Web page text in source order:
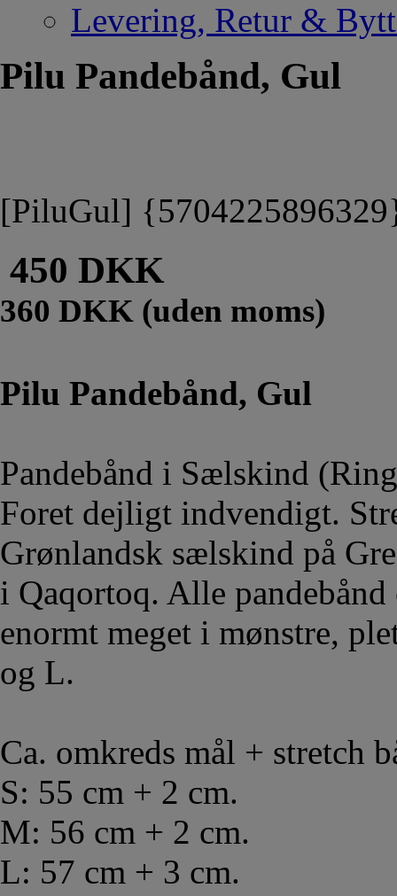
Levering, Retur &
Pilu Pandebånd, Gul
[PiluGul]
450 DKK
360 DKK (uden moms)
Pilu Pandebånd, Gul
Pandebånd i Sælskind
Foret dejligt indvendigt.
Grønlandsk sælskind på
i Qaqortoq. Alle
enormt meget i mønstre,
og L.
Ca. omkreds mål + stretch
S: 55 cm + 2 cm.
M: 56 cm + 2 cm.
L: 57 cm + 3 cm.